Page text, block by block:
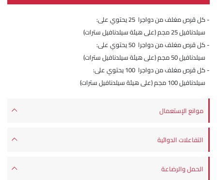
- كل قرص مغلف من دواجرا 25 يحتوي على:
سيلدنافيل 25 مجم (على هيئة سيلدنافيل سترات)
- كل قرص مغلف من دواجرا 50 يحتوي على:
سيلدنافيل 50 مجم (على هيئة سيلدنافيل سترات)
- كل قرص مغلف من دواجرا 100 يحتوي على:
سيلدنافيل 100 مجم (على هيئة سيلدنافيل سترات)
موانع الإستعمال
التفاعلات الدوائية
الحمل والرضاعة